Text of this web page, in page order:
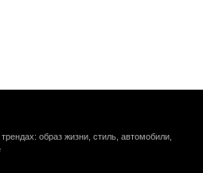
образ жизни, стиль, автомобили,